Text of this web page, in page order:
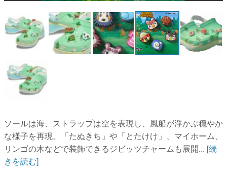
その他
電ファミニコゲーマーとは？
ソールは海、ストラップは空を表現し、風船が浮かぶ穏やか
な様子を再現。「たぬきち」や「とたけけ」、マイホーム、
リンゴの木などで装飾できるジビッツチャームも展開... [続
きを読む]